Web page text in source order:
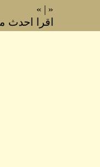
«
|
»
اقرا احدث